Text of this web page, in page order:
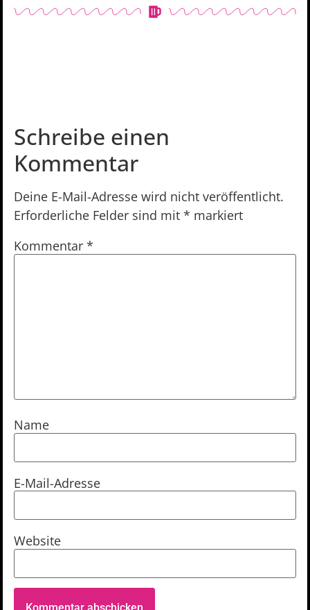
Schreibe einen
Kommentar
Deine E-Mail-Adresse wird nicht veröffentlicht.
Erforderliche Felder sind mit * markiert
Kommentar *
Name
E-Mail-Adresse
Website